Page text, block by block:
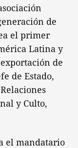
de
el primer
Latina y
de
de Estado,
y Culto,
el mandatario